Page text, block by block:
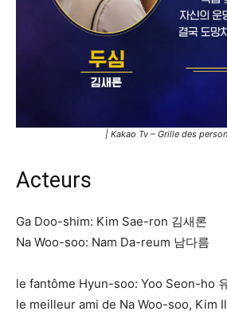
| Kakao Tv – Grille des
Acteurs
Ga Doo-shim: Kim Sae-ron 김새론
Na Woo-soo: Nam Da-reum 남다름
le fantôme Hyun-soo: Yoo Seon-ho
le meilleur ami de Na Woo-soo, Kim